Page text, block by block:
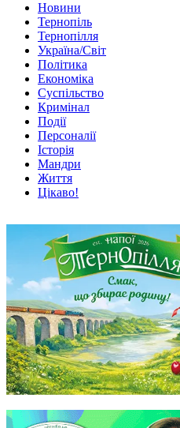
Новини
Тернопіль
Тернопілля
Україна/Світ
Політика
Економіка
Суспільство
Кримінал
Події
Персоналії
Історія
Мандри
Життя
Цікаво!